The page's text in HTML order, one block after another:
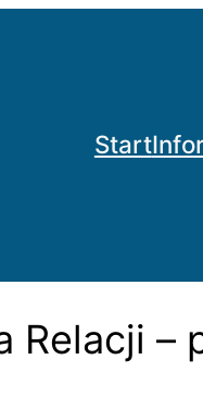
Start
Relacji –